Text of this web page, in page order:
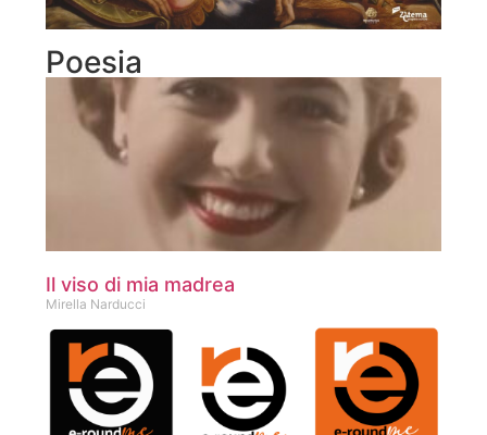
Poesia
Il viso di mia madrea
Mirella Narducci